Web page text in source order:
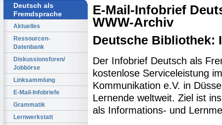
Deutsch als
Fremdsprache
Aktuelles
Ressourcen-
Datenbank
Diskussionsforen/
Jobbörse
Linksammlung
E-Mail-Infobriefe
Grammatik
Lernwerkstatt
E-Mail-Infobrief
WWW-Archiv
Deutsche Bibliothek:
Der Infobrief Deutsch als
kostenlose Serviceleistung
Kommunikation e.V. in
Lernende weltweit. Ziel ist
als Informations- und